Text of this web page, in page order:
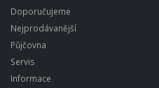
Doporučujeme
Nejprodávanější
Půjčovna
Servis
Informace